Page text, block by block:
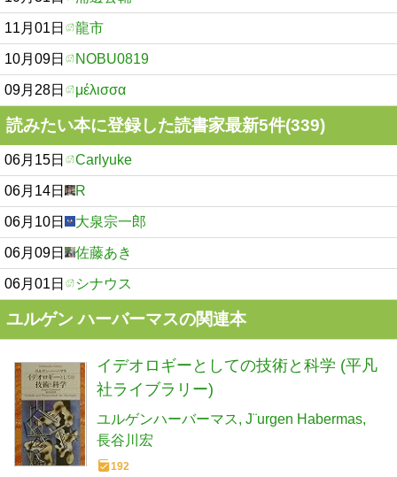
11月01日 龍市
10月09日 NOBU0819
09月28日 μέλισσα
読みたい本に登録した読書家最新5件(339)
06月15日 Carlyuke
06月14日 R
06月10日 大泉宗一郎
06月09日 佐藤あき
06月01日 シナウス
ユルゲン ハーバーマスの関連本
イデオロギーとしての技術と科学 (平凡
社ライブラリー)
ユルゲンハーバーマス J¨urgen Habermas
長谷川宏
192